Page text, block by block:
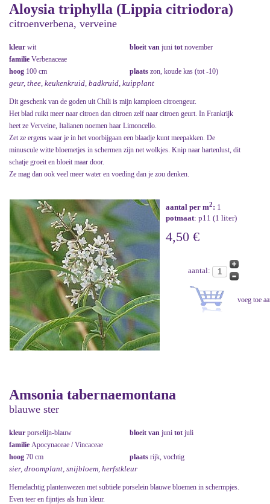
Aloysia triphylla (Lippia citriodora)
citroenverbena, verveine
kleur wit bloeit van juni tot november
familie Verbenaceae
hoog 100 cm plaats zon, koude kas (tot -10)
geur, thee, keukenkruid, badkruid, kuipplant
Dit geschenk van de goden uit Chili is mijn kampioen citroengeur.
Het blad ruikt meer naar citroen dan citroen zelf naar citroen geurt. In Frankrijk
heet ze Verveine, Italianen noemen haar Limoncello.
Zet ze ergens waar je in het voorbijgaan een blaadje kunt meepakken. De
minuscule witte bloemetjes in schermen zijn net wolkjes. Knip naar hartenlust, dit
schatje groeit en bloeit maar door.
Ze mag dan ook veel meer water en voeding dan je zou denken.
aantal per m2: 1
potmaat: p11 (1 liter)
4,50 €
aantal:
Amsonia tabernaemontana
blauwe ster
kleur porselijn-blauw bloeit van juni tot juli
familie Apocynaceae / Vincaceae
hoog 70 cm plaats rijk, vochtig
sier, droomplant, snijbloem, herfstkleur
Hemelachtig plantenwezen met subtiele porselein blauwe bloemen in schermpjes.
Even teer en fijntjes als hun kleur.